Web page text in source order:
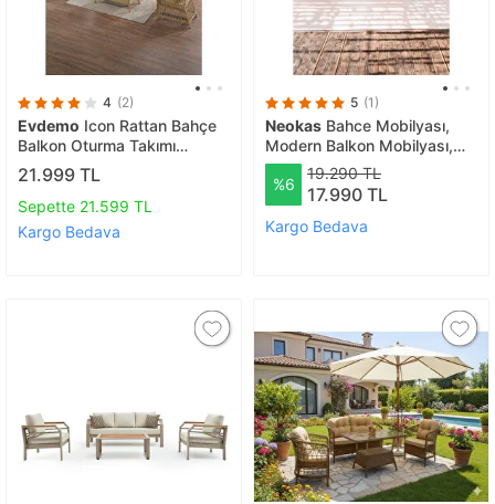
4 (2)
Evdemo Icon Rattan Bahçe
Balkon Oturma Takımı
2+1+1+camlı Masa
Cappuccino
21.999 TL
Sepette 21.599 TL
Kargo Bedava
5 (1)
Neokas Bahce Mobilyası,
Modern Balkon Mobilyası,
Kafe Oturma Takımı, Teras
Koltugu, 1+1+3+m
%6
19.290 TL
17.990 TL
Kargo Bedava